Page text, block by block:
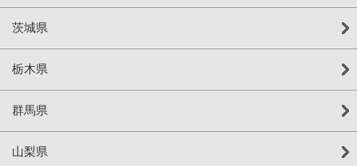
茨城県
栃木県
群馬県
山梨県